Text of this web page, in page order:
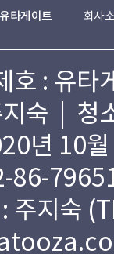
유타게이트 회사
호 : 유
숙 | 청
년 10
86-
: 주지숙